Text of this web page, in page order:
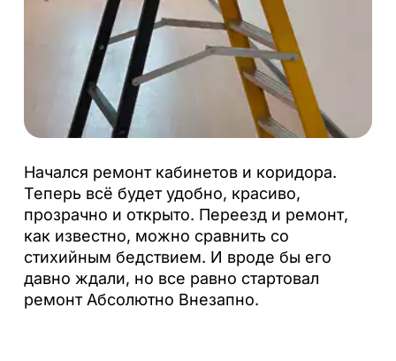
Начался ремонт кабинетов и коридора.
Теперь всё будет удобно, красиво,
прозрачно и открыто. Переезд и ремонт,
как известно, можно сравнить со
стихийным бедствием. И вроде бы его
давно ждали, но все равно стартовал
ремонт Абсолютно Внезапно.